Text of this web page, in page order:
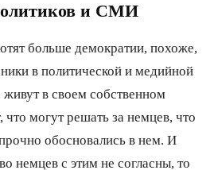
и СМИ
больше демократии, похоже,
в политической и медийной
в своем собственном
могут решать за немцев, что
обосновались в нем. И
немцев с этим не согласны, то